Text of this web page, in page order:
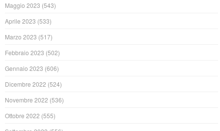
Maggio 2023 (543)
Aprile 2023 (533)
Marzo 2023 (517)
Febbraio 2023 (502)
Gennaio 2023 (606)
Dicembre 2022 (524)
Novembre 2022 (536)
Ottobre 2022 (555)